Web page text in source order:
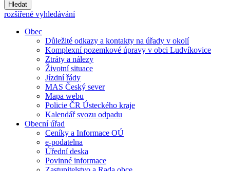
Hledat
rozšířené vyhledávání
Obec
Důležité odkazy a kontakty na úřady v okolí
Komplexní pozemkové úpravy v obci Ludvíkovice
Ztráty a nálezy
Životní situace
Jízdní řády
MAS Český sever
Mapa webu
Policie ČR Ústeckého kraje
Kalendář svozu odpadu
Obecní úřad
Ceníky a Informace OÚ
e-podatelna
Úřední deska
Povinné informace